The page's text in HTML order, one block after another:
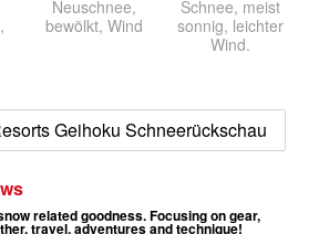
Neuschnee,
bewölkt, Wind
Schnee, meist
sonnig, leichter
Wind.
Geihoku Schneerückschau